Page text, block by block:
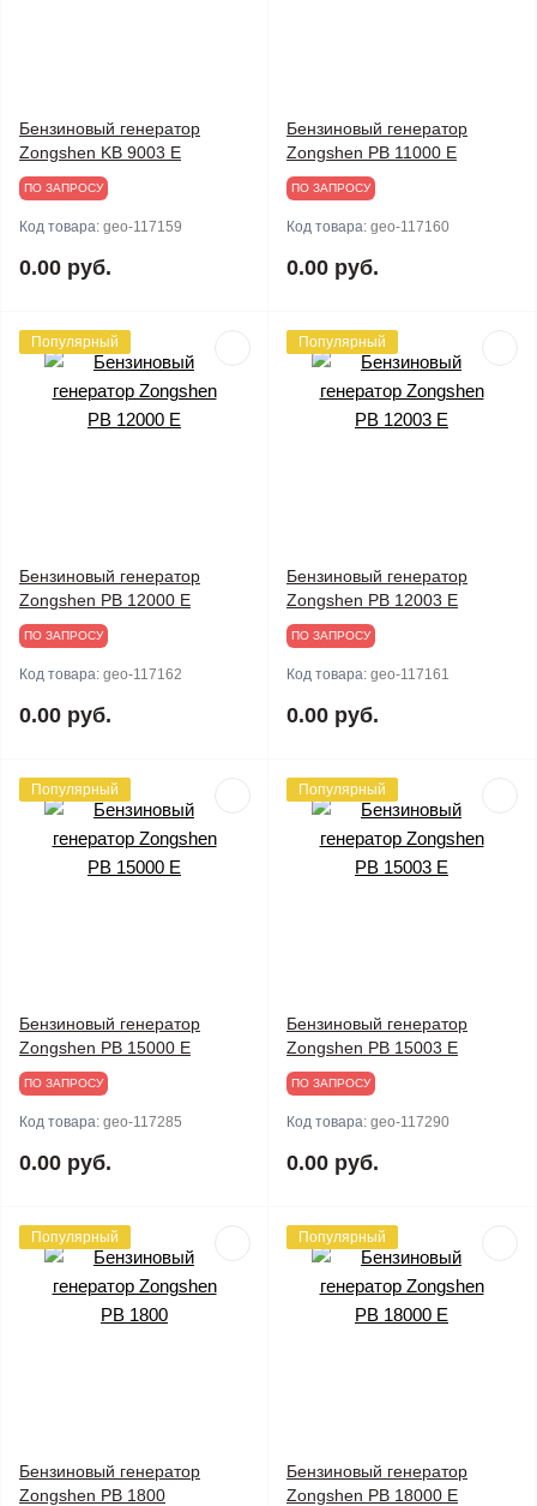
Бензиновый генератор
Zongshen KB 9003 E
ПО ЗАПРОСУ
Код товара: geo-117159
0.00 руб.
Бензиновый генератор
Zongshen PB 11000 E
ПО ЗАПРОСУ
Код товара: geo-117160
0.00 руб.
Популярный
Бензиновый генератор
Zongshen PB 12000 E
ПО ЗАПРОСУ
Код товара: geo-117162
0.00 руб.
Популярный
Бензиновый генератор
Zongshen PB 12003 E
ПО ЗАПРОСУ
Код товара: geo-117161
0.00 руб.
Популярный
Бензиновый генератор
Zongshen PB 15000 E
ПО ЗАПРОСУ
Код товара: geo-117285
0.00 руб.
Популярный
Бензиновый генератор
Zongshen PB 15003 E
ПО ЗАПРОСУ
Код товара: geo-117290
0.00 руб.
Популярный
Бензиновый генератор
Zongshen PB 1800
Популярный
Бензиновый генератор
Zongshen PB 18000 E